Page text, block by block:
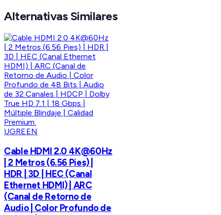
Alternativas Similares
UGREEN
Cable HDMI 2.0 4K@60Hz
| 2 Metros (6.56 Pies) |
HDR | 3D | HEC (Canal
Ethernet HDMI) | ARC
(Canal de Retorno de
Audio | Color Profundo de